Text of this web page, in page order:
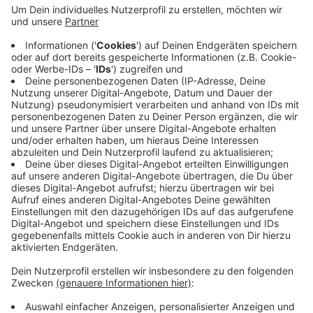
Denn wer innerhalb der EU reisen will benötigt zwar nur
den Personalausweis - außerhalb der EU ist aber ein
Reisepass nötig. Die Ausweise zu beantragen dauert
drei bis acht Wochen. Die Bundesregierung hat den
Kinderreisepass zum Jahreswechsel abgeschafft.
Jetzt gibt es für Kinder nur noch den biometrischen
Reisepass und den Personalausweis - also wie für
Erwachsene.
Anzeige